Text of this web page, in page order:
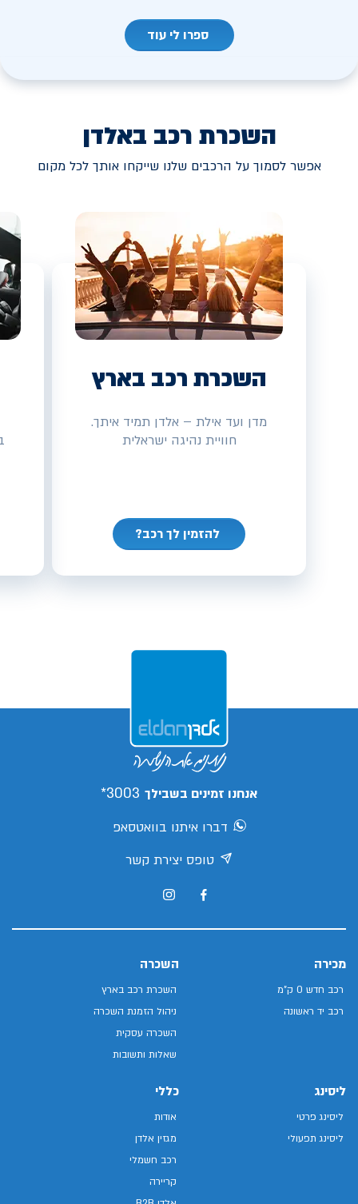
ספרו לי עוד
השכרת רכב באלדן
אפשר לסמוך על הרכבים שלנו שייקחו אותך לכל מקום
השכרת רכב בארץ
מדן ועד אילת – אלדן תמיד איתך.
חוויית נהיגה ישראלית
להזמין לך רכב?
אנחנו זמינים בשבילך 3003*
דברו איתנו בוואטסאפ
טופס יצירת קשר
מכירה
רכב חדש 0 ק"מ
רכב יד ראשונה
השכרה
השכרת רכב בארץ
ניהול הזמנת השכרה
השכרה עסקית
שאלות ותשובות
ליסינג
ליסינג פרטי
ליסינג תפעולי
כללי
אודות
מגזין אלדן
רכב חשמלי
קריירה